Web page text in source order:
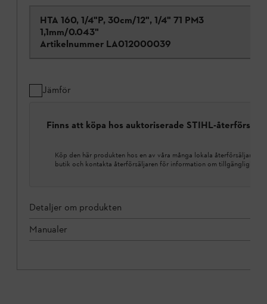
HTA 160, 1/4"P, 30cm/12", 1/4" 71 PM3
1,1mm/0.043"
Artikelnummer LA012000039
Jämför
Finns att köpa hos auktoriserade STIHL-
Köp den här produkten hos en av våra många lokala återförsäljare.
butik och kontakta återförsäljaren för information om tillgänglighet.
Detaljer om produkten
Manualer